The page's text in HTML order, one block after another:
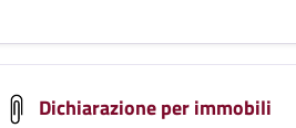
Dichiarazione per immobili